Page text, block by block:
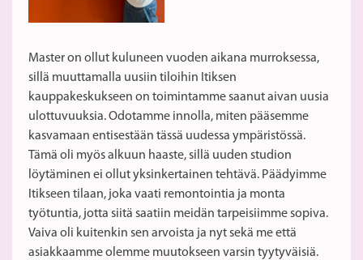
Master on ollut kuluneen vuoden aikana murroksessa,
sillä muuttamalla uusiin tiloihin Itiksen
kauppakeskukseen on toimintamme saanut aivan uusia
ulottuvuuksia. Odotamme innolla, miten pääsemme
kasvamaan entisestään tässä uudessa ympäristössä.
Tämä oli myös alkuun haaste, sillä uuden studion
löytäminen ei ollut yksinkertainen tehtävä. Päädyimme
Itikseen tilaan, joka vaati remontointia ja monta
työtuntia, jotta siitä saatiin meidän tarpeisiimme sopiva.
Vaiva oli kuitenkin sen arvoista ja nyt sekä me että
asiakkaamme olemme muutokseen varsin tyytyväisiä.